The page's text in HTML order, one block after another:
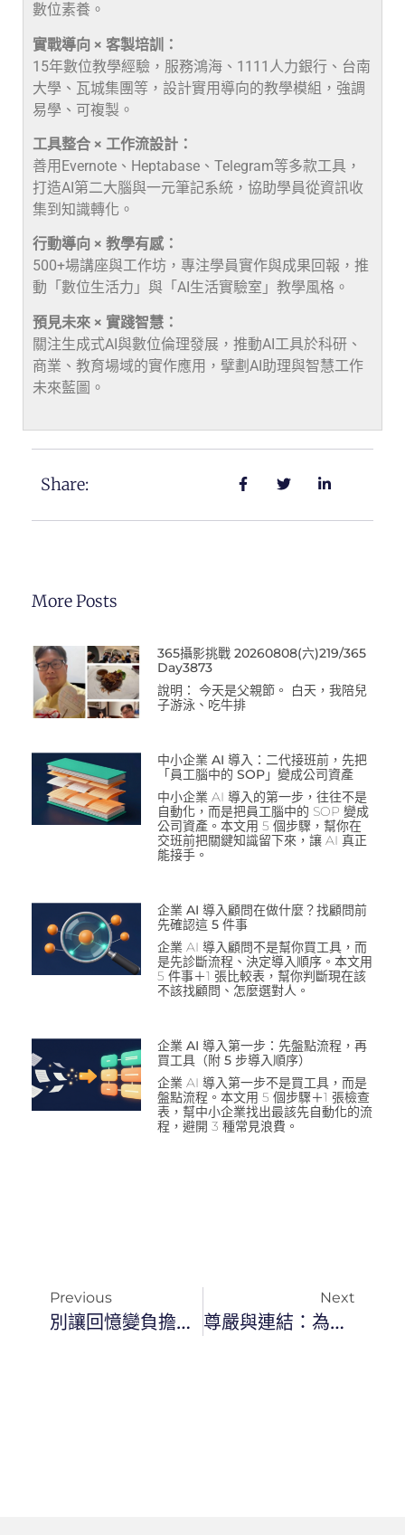
數位素養。
實戰導向 × 客製培訓：
15年數位教學經驗，服務鴻海、1111人力銀行、台南
大學、瓦城集團等，設計實用導向的教學模組，強調
易學、可複製。
工具整合 × 工作流設計：
善用Evernote、Heptabase、Telegram等多款工具，
打造AI第二大腦與一元筆記系統，協助學員從資訊收
集到知識轉化。
行動導向 × 教學有感：
500+場講座與工作坊，專注學員實作與成果回報，推
動「數位生活力」與「AI生活實驗室」教學風格。
預見未來 × 實踐智慧：
關注生成式AI與數位倫理發展，推動AI工具於科研、
商業、教育場域的實作應用，擘劃AI助理與智慧工作
未來藍圖。
Share:
More Posts
365攝影挑戰 20260808(六)219/365
Day3873
說明： 今天是父親節。 白天，我陪兒
子游泳、吃牛排
中小企業 AI 導入：二代接班前，先把
「員工腦中的 SOP」變成公司資產
中小企業 AI 導入的第一步，往往不是
自動化，而是把員工腦中的 SOP 變成
公司資產。本文用 5 個步驟，幫你在
交班前把關鍵知識留下來，讓 AI 真正
能接手。
企業 AI 導入顧問在做什麼？找顧問前
先確認這 5 件事
企業 AI 導入顧問不是幫你買工具，而
是先診斷流程、決定導入順序。本文用
5 件事＋1 張比較表，幫你判斷現在該
不該找顧問、怎麼選對人。
企業 AI 導入第一步：先盤點流程，再
買工具（附 5 步導入順序）
企業 AI 導入第一步不是買工具，而是
盤點流程。本文用 5 個步驟＋1 張檢查
表，幫中小企業找出最該先自動化的流
程，避開 3 種常見浪費。
Previous
別讓回憶變負擔：熟齡族必學的「照片備份三部曲」
Next
尊嚴與連結：為什麼熟齡族才是「AI 數位樂活」的最大受益者？